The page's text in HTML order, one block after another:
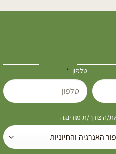
טלפון
ה צורך/ת מורינגה